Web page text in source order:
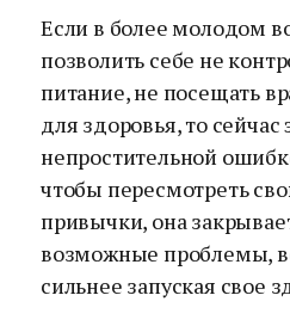
Если в более молодом
позволить себе не
питание, не посещать
для здоровья, то сейчас
непростительной
чтобы пересмотреть
привычки, она
возможные проблемы,
сильнее запуская свое